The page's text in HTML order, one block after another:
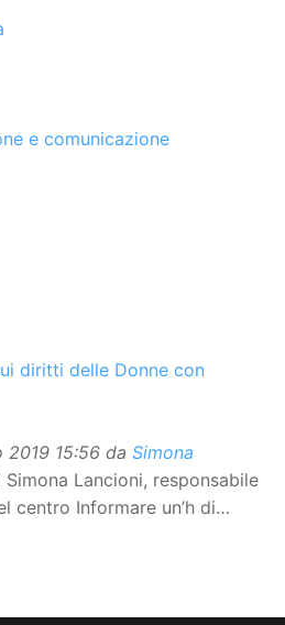
e comunicazione
diritti delle Donne con
2019 15:56 da Simona
Simona Lancioni, responsabile
centro Informare un’h di
(CAA) del “Secondo Manifesto